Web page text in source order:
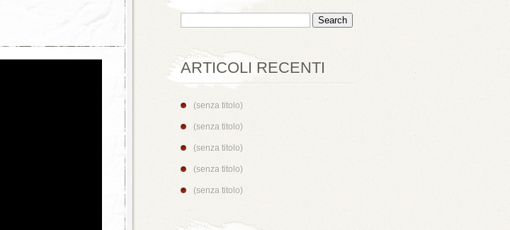
ARTICOLI RECENTI
(senza titolo)
(senza titolo)
(senza titolo)
(senza titolo)
(senza titolo)